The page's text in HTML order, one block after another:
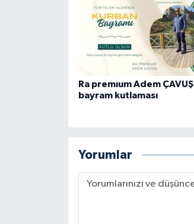
Ra premıum Adem ÇAVUŞ
bayram kutlaması
Yorumlar